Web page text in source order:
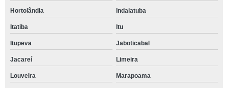
Hortolândia Indaiatuba
Itatiba Itu
Itupeva Jaboticabal
Jacareí Limeira
Louveira Marapoama